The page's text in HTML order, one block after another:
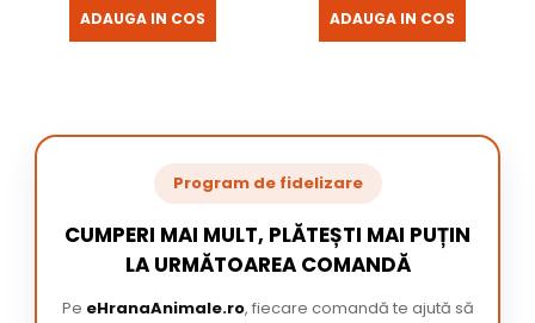
ADAUGA IN COS ADAUGA IN COS
Program de fidelizare
CUMPERI MAI MULT, PLĂTEȘTI MAI PUȚIN
LA URMĂTOAREA COMANDĂ
Pe eHranaAnimale.ro, fiecare comandă te ajută să